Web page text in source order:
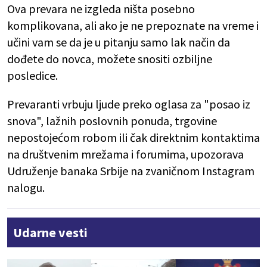
Ova prevara ne izgleda ništa posebno
komplikovana, ali ako je ne prepoznate na vreme i
učini vam se da je u pitanju samo lak način da
dođete do novca, možete snositi ozbiljne
posledice.
Prevaranti vrbuju ljude preko oglasa za "posao iz
snova", lažnih poslovnih ponuda, trgovine
nepostojećom robom ili čak direktnim kontaktima
na društvenim mrežama i forumima, upozorava
Udruženje banaka Srbije na zvaničnom Instagram
nalogu.
Udarne vesti